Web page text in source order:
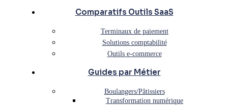
Comparatifs Outils SaaS
Terminaux de paiement
Solutions comptabilité
Outils e-commerce
Guides par Métier
Boulangers/Pâtissiers
Transformation numérique